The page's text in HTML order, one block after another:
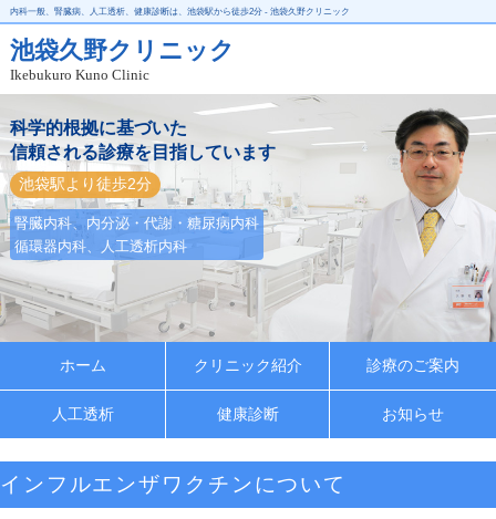
内科一般、腎臓病、人工透析、健康診断は、池袋駅から徒歩2分 - 池袋久野クリニック
池袋久野クリニック
Ikebukuro Kuno Clinic
科学的根拠に基づいた
信頼される診療を目指しています
池袋駅より徒歩2分
腎臓内科、内分泌・代謝・糖尿病内科
循環器内科、人工透析内科
ホーム クリニック紹介 診療のご案内
人工透析 健康診断 お知らせ
インフルエンザワクチンについて